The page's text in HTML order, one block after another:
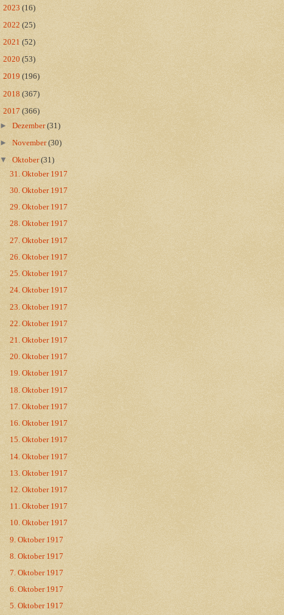
2023 (16)
2022 (25)
2021 (52)
2020 (53)
2019 (196)
2018 (367)
2017 (366)
►Dezember(31)
►November(30)
▼Oktober(31)
31. Oktober 1917
30. Oktober 1917
29. Oktober 1917
28. Oktober 1917
27. Oktober 1917
26. Oktober 1917
25. Oktober 1917
24. Oktober 1917
23. Oktober 1917
22. Oktober 1917
21. Oktober 1917
20. Oktober 1917
19. Oktober 1917
18. Oktober 1917
17. Oktober 1917
16. Oktober 1917
15. Oktober 1917
14. Oktober 1917
13. Oktober 1917
12. Oktober 1917
11. Oktober 1917
10. Oktober 1917
9. Oktober 1917
8. Oktober 1917
7. Oktober 1917
6. Oktober 1917
5. Oktober 1917